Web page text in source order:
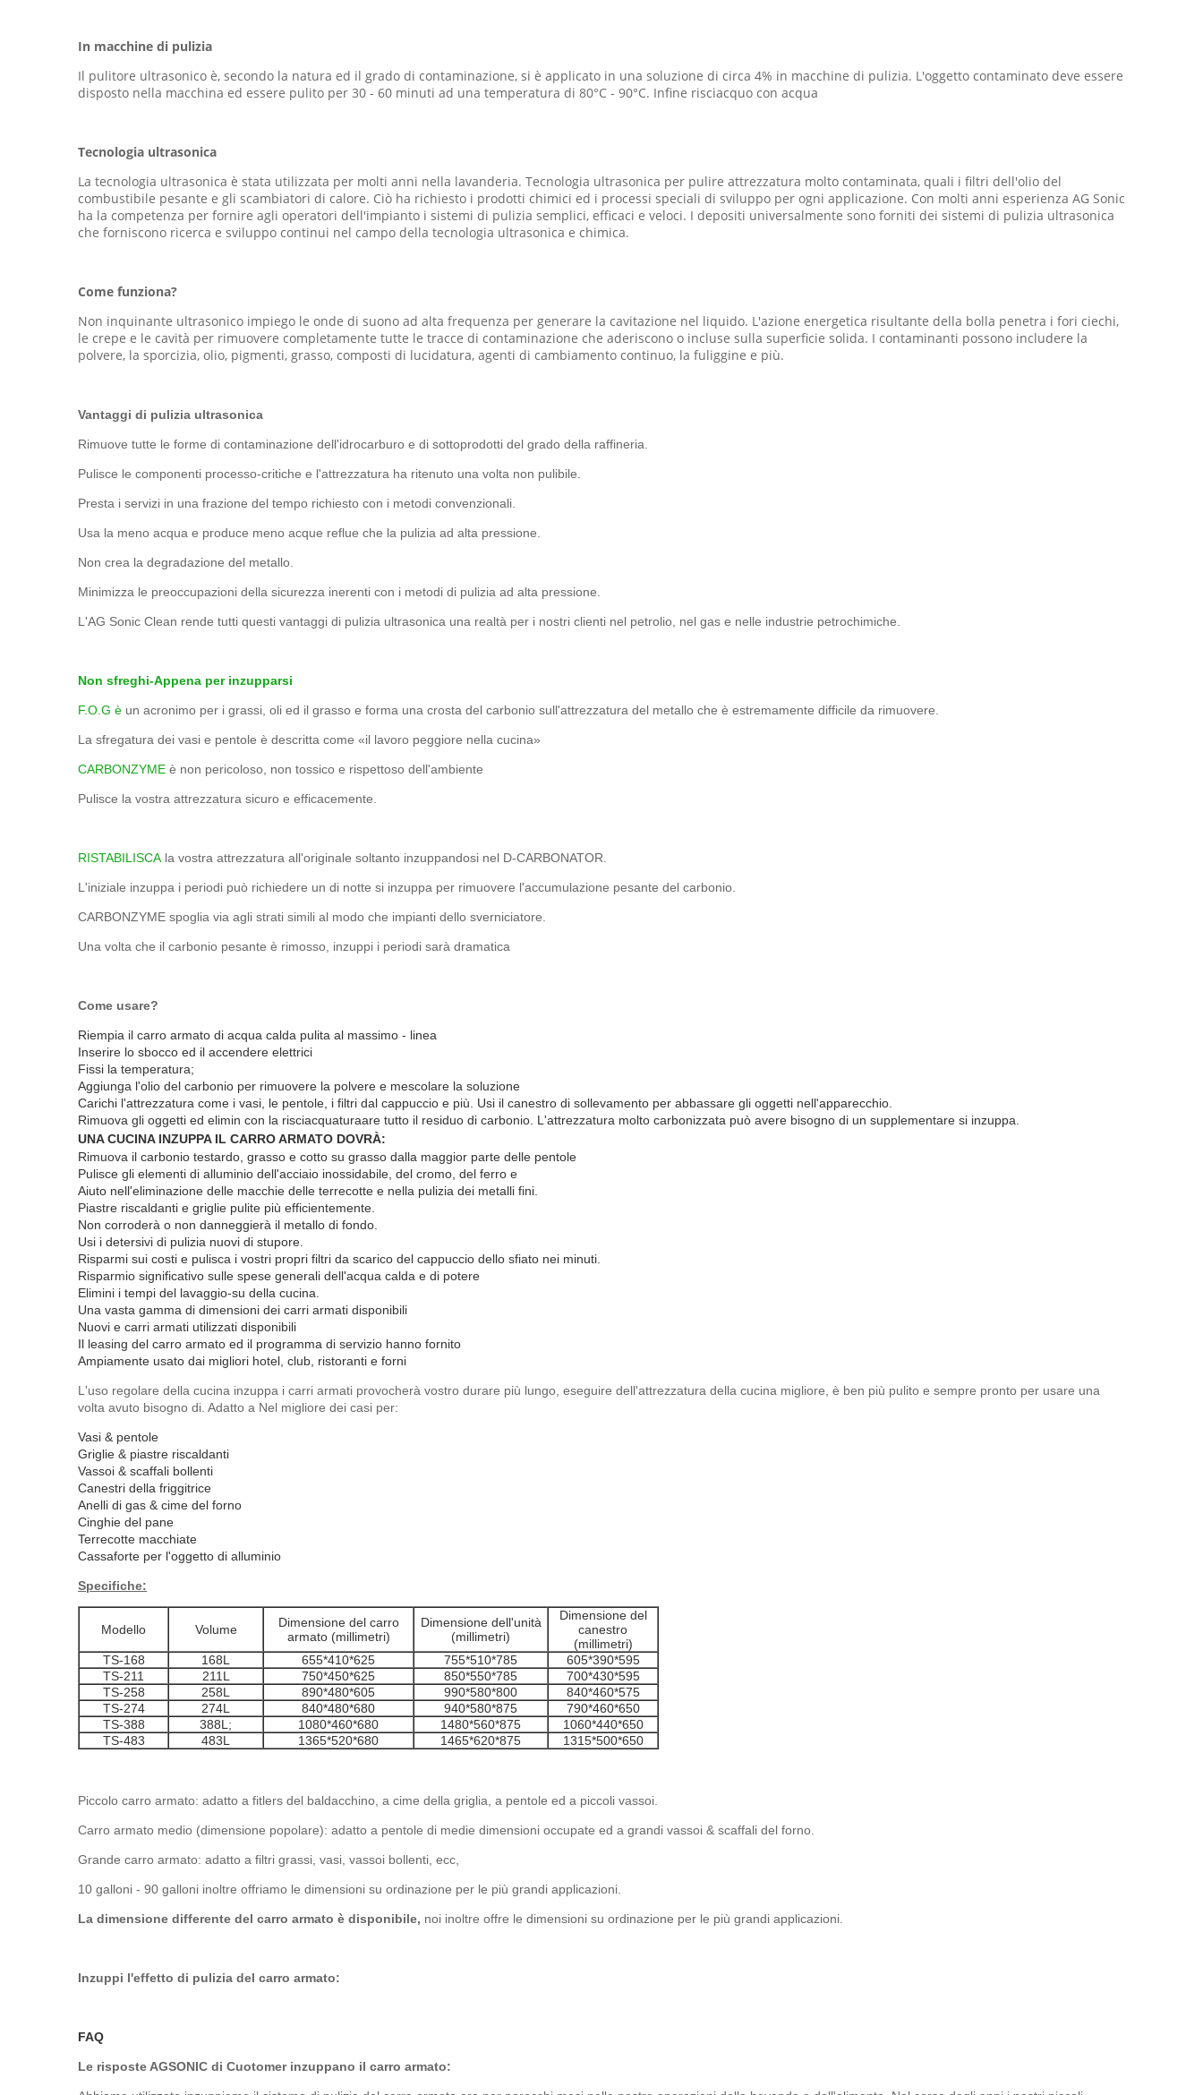
In macchine di pulizia
Il pulitore ultrasonico è, secondo la natura ed il grado di contaminazione, si è applicato in una soluzione di circa 4% in macchine di pulizia. L'oggetto contaminato deve essere
disposto nella macchina ed essere pulito per 30 - 60 minuti ad una temperatura di 80°C - 90°C. Infine risciacquo con acqua
Tecnologia ultrasonica
La tecnologia ultrasonica è stata utilizzata per molti anni nella lavanderia. Tecnologia ultrasonica per pulire attrezzatura molto contaminata, quali i filtri dell'olio del
combustibile pesante e gli scambiatori di calore. Ciò ha richiesto i prodotti chimici ed i processi speciali di sviluppo per ogni applicazione. Con molti anni esperienza AG Sonic
ha la competenza per fornire agli operatori dell'impianto i sistemi di pulizia semplici, efficaci e veloci. I depositi universalmente sono forniti dei sistemi di pulizia ultrasonica
che forniscono ricerca e sviluppo continui nel campo della tecnologia ultrasonica e chimica.
Come funziona?
Non inquinante ultrasonico impiego le onde di suono ad alta frequenza per generare la cavitazione nel liquido. L'azione energetica risultante della bolla penetra i fori ciechi,
le crepe e le cavità per rimuovere completamente tutte le tracce di contaminazione che aderiscono o incluse sulla superficie solida. I contaminanti possono includere la
polvere, la sporcizia, olio, pigmenti, grasso, composti di lucidatura, agenti di cambiamento continuo, la fuliggine e più.
Vantaggi di pulizia ultrasonica
Rimuove tutte le forme di contaminazione dell'idrocarburo e di sottoprodotti del grado della raffineria.
Pulisce le componenti processo-critiche e l'attrezzatura ha ritenuto una volta non pulibile.
Presta i servizi in una frazione del tempo richiesto con i metodi convenzionali.
Usa la meno acqua e produce meno acque reflue che la pulizia ad alta pressione.
Non crea la degradazione del metallo.
Minimizza le preoccupazioni della sicurezza inerenti con i metodi di pulizia ad alta pressione.
L'AG Sonic Clean rende tutti questi vantaggi di pulizia ultrasonica una realtà per i nostri clienti nel petrolio, nel gas e nelle industrie petrochimiche.
Non sfreghi-Appena per inzupparsi
F.O.G è un acronimo per i grassi, oli ed il grasso e forma una crosta del carbonio sull'attrezzatura del metallo che è estremamente difficile da rimuovere.
La sfregatura dei vasi e pentole è descritta come «il lavoro peggiore nella cucina»
CARBONZYME è non pericoloso, non tossico e rispettoso dell'ambiente
Pulisce la vostra attrezzatura sicuro e efficacemente.
RISTABILISCA la vostra attrezzatura all'originale soltanto inzuppandosi nel D-CARBONATOR.
L'iniziale inzuppa i periodi può richiedere un di notte si inzuppa per rimuovere l'accumulazione pesante del carbonio.
CARBONZYME spoglia via agli strati simili al modo che impianti dello sverniciatore.
Una volta che il carbonio pesante è rimosso, inzuppi i periodi sarà dramatica
Come usare?
Riempia il carro armato di acqua calda pulita al massimo - linea
Inserire lo sbocco ed il accendere elettrici
Fissi la temperatura;
Aggiunga l'olio del carbonio per rimuovere la polvere e mescolare la soluzione
Carichi l'attrezzatura come i vasi, le pentole, i filtri dal cappuccio e più. Usi il canestro di sollevamento per abbassare gli oggetti nell'apparecchio.
Rimuova gli oggetti ed elimin con la risciacquaturaare tutto il residuo di carbonio. L'attrezzatura molto carbonizzata può avere bisogno di un supplementare si inzuppa.
UNA CUCINA INZUPPA IL CARRO ARMATO DOVRÀ:
Rimuova il carbonio testardo, grasso e cotto su grasso dalla maggior parte delle pentole
Pulisce gli elementi di alluminio dell'acciaio inossidabile, del cromo, del ferro e
Aiuto nell'eliminazione delle macchie delle terrecotte e nella pulizia dei metalli fini.
Piastre riscaldanti e griglie pulite più efficientemente.
Non corroderà o non danneggierà il metallo di fondo.
Usi i detersivi di pulizia nuovi di stupore.
Risparmi sui costi e pulisca i vostri propri filtri da scarico del cappuccio dello sfiato nei minuti.
Risparmio significativo sulle spese generali dell'acqua calda e di potere
Elimini i tempi del lavaggio-su della cucina.
Una vasta gamma di dimensioni dei carri armati disponibili
Nuovi e carri armati utilizzati disponibili
Il leasing del carro armato ed il programma di servizio hanno fornito
Ampiamente usato dai migliori hotel, club, ristoranti e forni
L'uso regolare della cucina inzuppa i carri armati provocherà vostro durare più lungo, eseguire dell'attrezzatura della cucina migliore, è ben più pulito e sempre pronto per usare una
volta avuto bisogno di. Adatto a Nel migliore dei casi per:
Vasi & pentole
Griglie & piastre riscaldanti
Vassoi & scaffali bollenti
Canestri della friggitrice
Anelli di gas & cime del forno
Cinghie del pane
Terrecotte macchiate
Cassaforte per l'oggetto di alluminio
Specifiche:
Modello Volume
Dimensione del carro
armato (millimetri)
Dimensione dell'unità
(millimetri)
Dimensione del
canestro
(millimetri)
TS-168
168L 655*410*625 755*510*785
605*390*595
TS-211
211L 750*450*625 850*550*785
700*430*595
TS-258
258L 890*480*605 990*580*800
840*460*575
TS-274
274L 840*480*680 940*580*875
790*460*650
TS-388
388L; 1080*460*680 1480*560*875
1060*440*650
TS-483
483L 1365*520*680 1465*620*875 1315*500*650
Piccolo carro armato: adatto a fitlers del baldacchino, a cime della griglia, a pentole ed a piccoli vassoi.
Carro armato medio (dimensione popolare): adatto a pentole di medie dimensioni occupate ed a grandi vassoi & scaffali del forno.
Grande carro armato: adatto a filtri grassi, vasi, vassoi bollenti, ecc,
10 galloni - 90 galloni inoltre offriamo le dimensioni su ordinazione per le più grandi applicazioni.
La dimensione differente del carro armato è disponibile, noi inoltre offre le dimensioni su ordinazione per le più grandi applicazioni.
Inzuppi l'effetto di pulizia del carro armato:
FAQ
Le risposte AGSONIC di Cuotomer inzuppano il carro armato: